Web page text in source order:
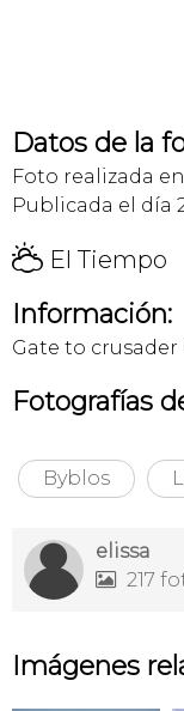
Datos de la
Foto realizada
Publicada el día
H El Tiempo
Información:
Gate to crusader
Fotografías
Byblos
elissa
 217
Imágenes